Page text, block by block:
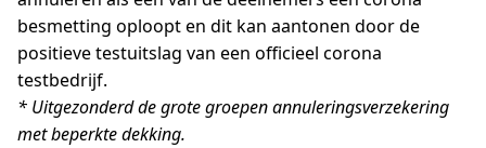
besmetting oploopt en dit kan aantonen door de
positieve testuitslag van een officieel corona
testbedrijf.
* Uitgezonderd de grote groepen annuleringsverzekering
met beperkte dekking.